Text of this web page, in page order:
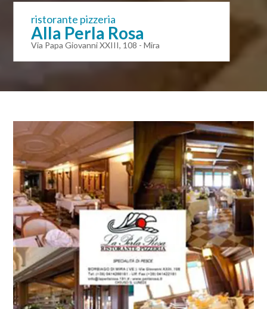
ristorante pizzeria
Alla Perla Rosa
Via Papa Giovanni XXIII, 108 - Mira